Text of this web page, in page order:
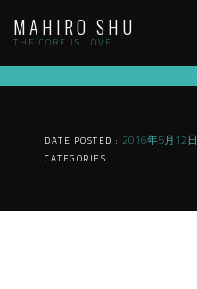
content
MAHIRO SHU
THE CORE IS LOVE
DATE POSTED : 2016年5月12日
CATEGORIES :